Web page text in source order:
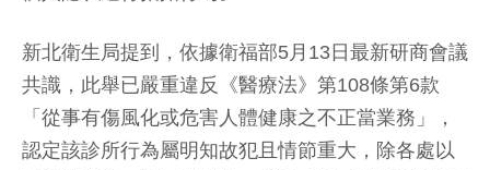
新北衛生局提到，依據衛福部5月13日最新研商會議
共識，此舉已嚴重違反《醫療法》第108條第6款
「從事有傷風化或危害人體健康之不正當業務」，
認定該診所行為屬明知故犯且情節重大，除各處以